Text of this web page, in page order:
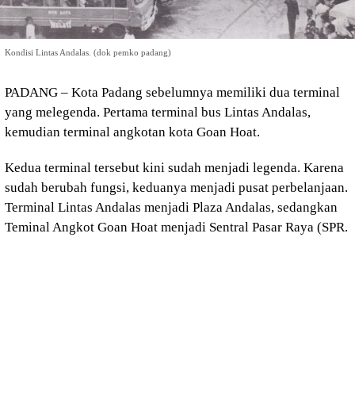
Kondisi Lintas Andalas. (dok pemko padang)
PADANG – Kota Padang sebelumnya memiliki dua terminal
yang melegenda. Pertama terminal bus Lintas Andalas,
kemudian terminal angkotan kota Goan Hoat.
Kedua terminal tersebut kini sudah menjadi legenda. Karena
sudah berubah fungsi, keduanya menjadi pusat perbelanjaan.
Terminal Lintas Andalas menjadi Plaza Andalas, sedangkan
Teminal Angkot Goan Hoat menjadi Sentral Pasar Raya (SPR.